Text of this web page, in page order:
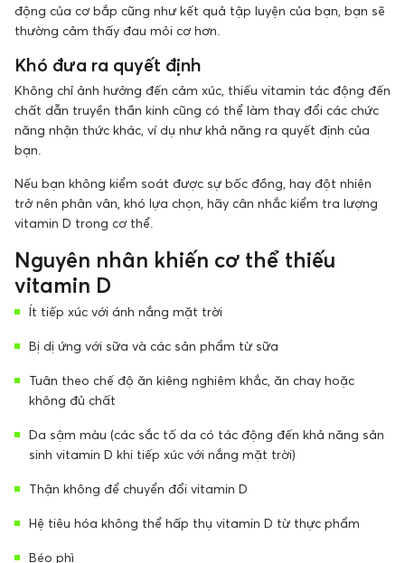
động của cơ bắp cũng như kết quả tập luyện của bạn, bạn sẽ
thường cảm thấy đau mỏi cơ hơn.
Khó đưa ra quyết định
Không chỉ ảnh hưởng đến cảm xúc, thiếu vitamin tác động đến
chất dẫn truyền thần kinh cũng có thể làm thay đổi các chức
năng nhận thức khác, ví dụ như khả năng ra quyết định của
bạn.
Nếu bạn không kiểm soát được sự bốc đồng, hay đột nhiên
trở nên phân vân, khó lựa chọn, hãy cân nhắc kiểm tra lượng
vitamin D trong cơ thể.
Nguyên nhân khiến cơ thể thiếu
vitamin D
Ít tiếp xúc với ánh nắng mặt trời
Bị dị ứng với sữa và các sản phẩm từ sữa
Tuân theo chế độ ăn kiêng nghiêm khắc, ăn chay hoặc
không đủ chất
Da sậm màu (các sắc tố da có tác động đến khả năng sản
sinh vitamin D khi tiếp xúc với nắng mặt trời)
Thận không để chuyển đổi vitamin D
Hệ tiêu hóa không thể hấp thụ vitamin D từ thực phẩm
Béo phì